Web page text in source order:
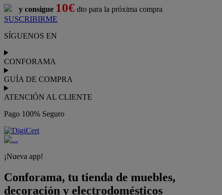
y consigue 10€ dto para la próxima compra
SUSCRIBIRME
SÍGUENOS EN
CONFORAMA
GUÍA DE COMPRA
ATENCIÓN AL CLIENTE
Pago 100% Seguro
¡Nueva app!
Conforama, tu tienda de muebles,
decoración y electrodomésticos